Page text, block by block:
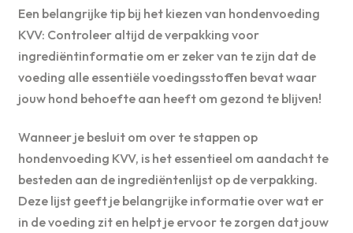
Een belangrijke tip bij het kiezen van hondenvoeding
KVV: Controleer altijd de verpakking voor
ingrediëntinformatie om er zeker van te zijn dat de
voeding alle essentiële voedingsstoffen bevat waar
jouw hond behoefte aan heeft om gezond te blijven!
Wanneer je besluit om over te stappen op
hondenvoeding KVV, is het essentieel om aandacht te
besteden aan de ingrediëntenlijst op de verpakking.
Deze lijst geeft je belangrijke informatie over wat er
in de voeding zit en helpt je ervoor te zorgen dat jouw